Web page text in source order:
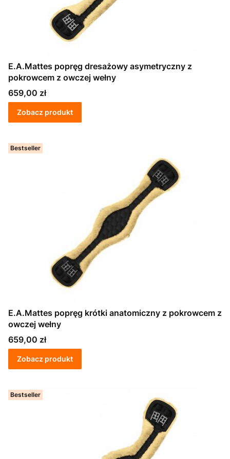
E.A.Mattes popręg dresażowy asymetryczny z
pokrowcem z owczej wełny
Cena
659,00 zł
Zobacz produkt
Bestseller
E.A.Mattes popręg krótki anatomiczny z pokrowcem z
owczej wełny
Cena
659,00 zł
Zobacz produkt
Bestseller